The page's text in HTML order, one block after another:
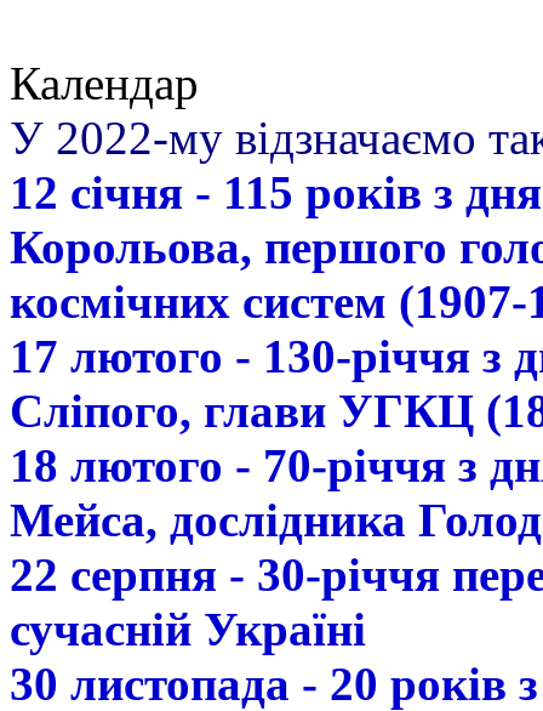
Календар
У 2022-му відзначаємо
12 січня - 115 років з
Корольова, першого
космічних систем (1907-
17 лютого - 130-річчя з
Сліпого, глави УГКЦ
18 лютого - 70-річчя з
Мейса, дослідника
22 серпня - 30-річчя
сучасній Україні
30 листопада - 20 років